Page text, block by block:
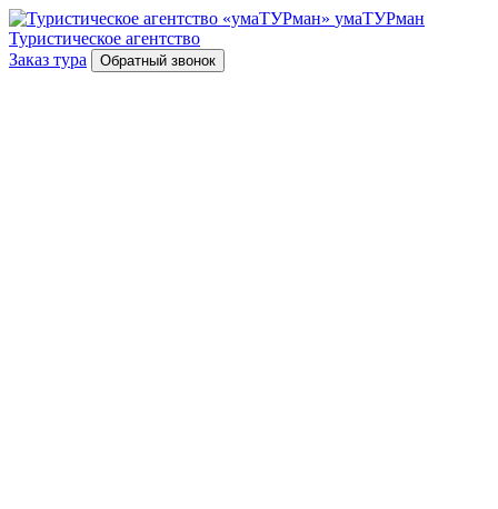
умаТУРман
Туристическое агентство
Заказ тура
Обратный звонок